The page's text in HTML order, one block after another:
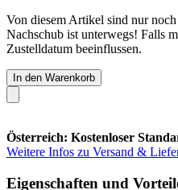
Von diesem Artikel sind nur
Nachschub ist unterwegs! Falls
Zustelldatum beeinflussen.
In den Warenkorb
Österreich: Kostenloser
Weitere Infos zu Versand &
Eigenschaften und